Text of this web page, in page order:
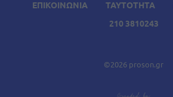
ΕΠΙΚΟΙΝΩΝΙΑ
ΤΑΥΤΟΤΗΤΑ
210 3810243
©2026 proson.gr